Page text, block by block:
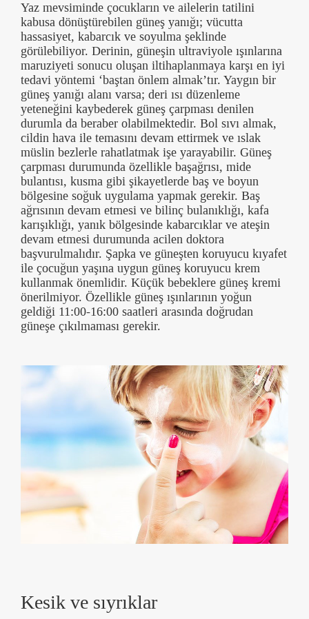
Yaz mevsiminde çocukların ve ailelerin tatilini
kabusa dönüştürebilen güneş yanığı; vücutta
hassasiyet, kabarcık ve soyulma şeklinde
görülebiliyor. Derinin, güneşin ultraviyole ışınlarına
maruziyeti sonucu oluşan iltihaplanmaya karşı en iyi
tedavi yöntemi ‘baştan önlem almak’tır. Yaygın bir
güneş yanığı alanı varsa; deri ısı düzenleme
yeteneğini kaybederek güneş çarpması denilen
durumla da beraber olabilmektedir. Bol sıvı almak,
cildin hava ile temasını devam ettirmek ve ıslak
müslin bezlerle rahatlatmak işe yarayabilir. Güneş
çarpması durumunda özellikle başağrısı, mide
bulantısı, kusma gibi şikayetlerde baş ve boyun
bölgesine soğuk uygulama yapmak gerekir. Baş
ağrısının devam etmesi ve bilinç bulanıklığı, kafa
karışıklığı, yanık bölgesinde kabarcıklar ve ateşin
devam etmesi durumunda acilen doktora
başvurulmalıdır. Şapka ve güneşten koruyucu kıyafet
ile çocuğun yaşına uygun güneş koruyucu krem
kullanmak önemlidir. Küçük bebeklere güneş kremi
önerilmiyor. Özellikle güneş ışınlarının yoğun
geldiği 11:00-16:00 saatleri arasında doğrudan
güneşe çıkılmaması gerekir.
Kesik ve sıyrıklar